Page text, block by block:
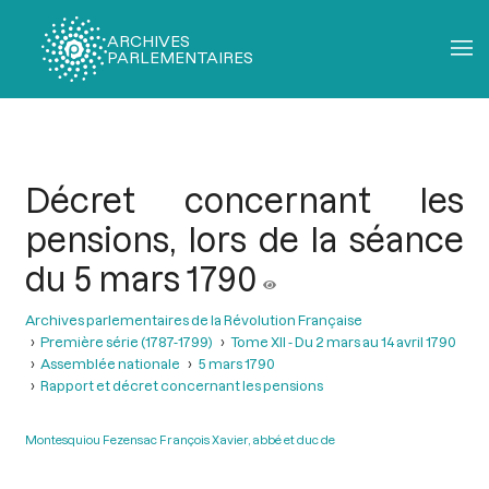
ARCHIVES
PARLEMENTAIRES
Décret concernant les
pensions, lors de la séance
du 5 mars 1790
Archives parlementaires de la Révolution Française
Première série (1787-1799)
Tome XII - Du 2 mars au 14 avril 1790
Assemblée nationale
5 mars 1790
Rapport et décret concernant les pensions
Montesquiou Fezensac François Xavier, abbé et duc de